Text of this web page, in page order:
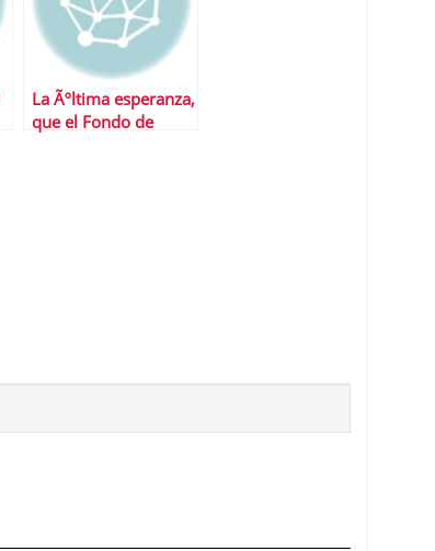
La Ãºltima esperanza,
que el Fondo de